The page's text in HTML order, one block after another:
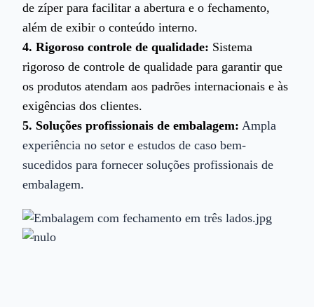
de zíper para facilitar a abertura e o fechamento,
além de exibir o conteúdo interno.
4. Rigoroso controle de qualidade: Sistema
rigoroso de controle de qualidade para garantir que
os produtos atendam aos padrões internacionais e às
exigências dos clientes.
5. Soluções profissionais de embalagem: Ampla
experiência no setor e estudos de caso bem-
sucedidos para fornecer soluções profissionais de
embalagem.